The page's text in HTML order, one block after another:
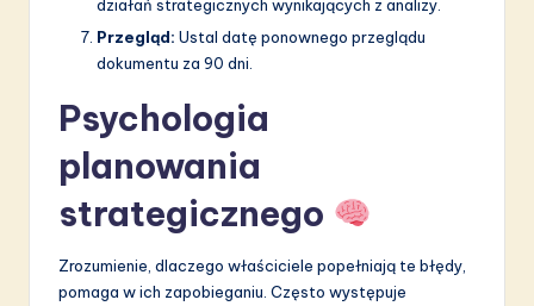
działań strategicznych wynikających z analizy.
Przegląd: Ustal datę ponownego przeglądu
dokumentu za 90 dni.
Psychologia
planowania
strategicznego
Zrozumienie, dlaczego właściciele popełniają te błędy,
pomaga w ich zapobieganiu. Często występuje